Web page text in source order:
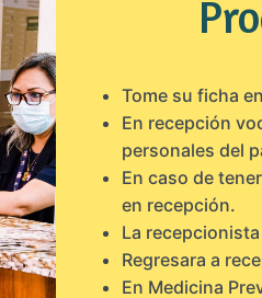
Tome su ficha
En recepción
personales del
En caso de
en recepción.
La
Regresara a
En Medicina